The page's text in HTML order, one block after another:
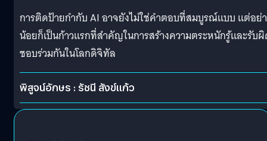
การติดป้ายกำกับ AI อาจยังไม่ใช่คำตอบที่สมบูรณ์แบบ แต่อย่
น้อยก็เป็นก้าวแรกที่สำคัญในการสร้างความตระหนักรู้และรับ
ชอบร่วมกันในโลกดิจิทัล
พิสูจน์อักษร : รัชนี สังข์แก้ว